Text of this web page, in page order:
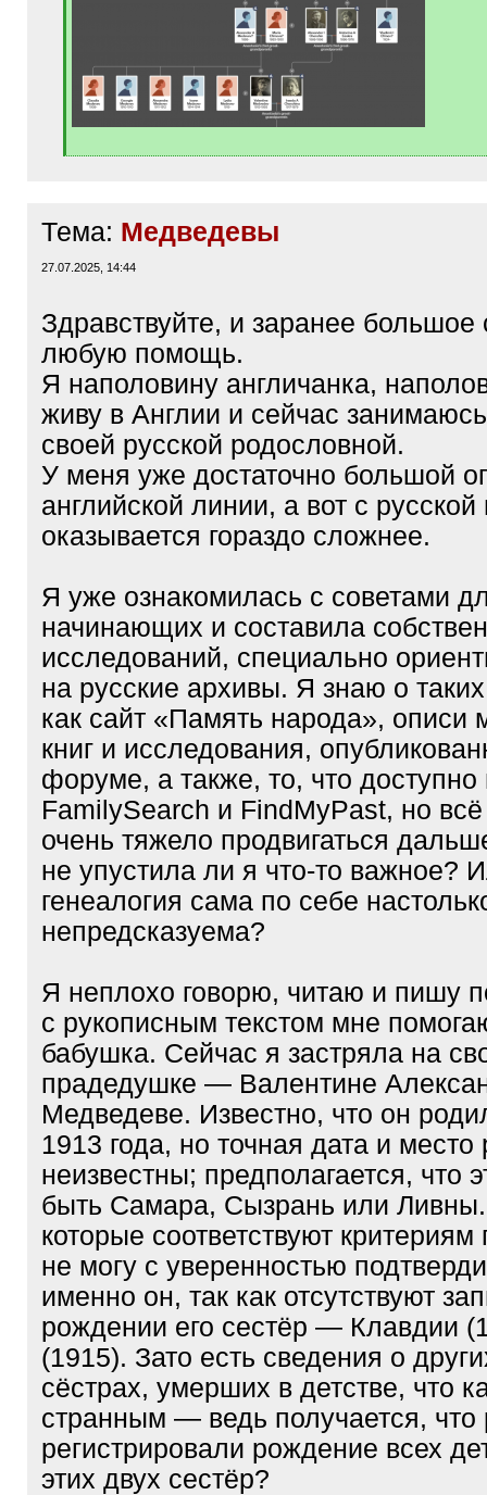
Тема: Медведевы
27.07.2025, 14:44
Здравствуйте, и заранее большое
любую помощь.
Я наполовину англичанка,
живу в Англии и сейчас
своей русской родословной.
У меня уже достаточно большой
английской линии, а вот с русской
оказывается гораздо сложнее.
Я уже ознакомилась с советами
начинающих и составила
исследований, специально
на русские архивы. Я знаю о
как сайт «Память народа», описи
книг и исследования,
форуме, а также, то, что доступно
FamilySearch и FindMyPast, но
очень тяжело продвигаться
не упустила ли я что-то важное?
генеалогия сама по себе
непредсказуема?
Я неплохо говорю, читаю и пишу
с рукописным текстом мне
бабушка. Сейчас я застряла на
прадедушке — Валентине
Медведеве. Известно, что он
1913 года, но точная дата и
неизвестны; предполагается, что
быть Самара, Сызрань или Ливны.
которые соответствуют
не могу с уверенностью
именно он, так как отсутствуют
рождении его сестёр — Клавдии
(1915). Зато есть сведения о
сёстрах, умерших в детстве, что
странным — ведь получается, что
регистрировали рождение всех
этих двух сестёр?